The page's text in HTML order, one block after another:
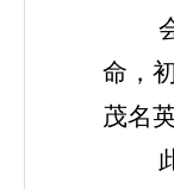
命，
茂名